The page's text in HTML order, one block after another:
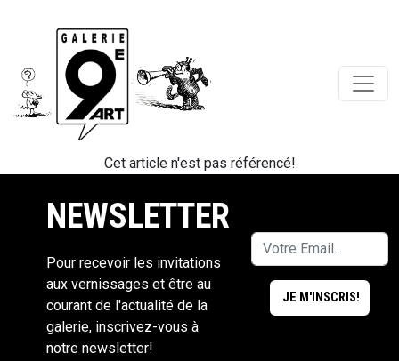
Cet article n'est pas référencé!
NEWSLETTER
Pour recevoir les invitations
aux vernissages et être au
courant de l'actualité de la
galerie, inscrivez-vous à
notre newsletter!